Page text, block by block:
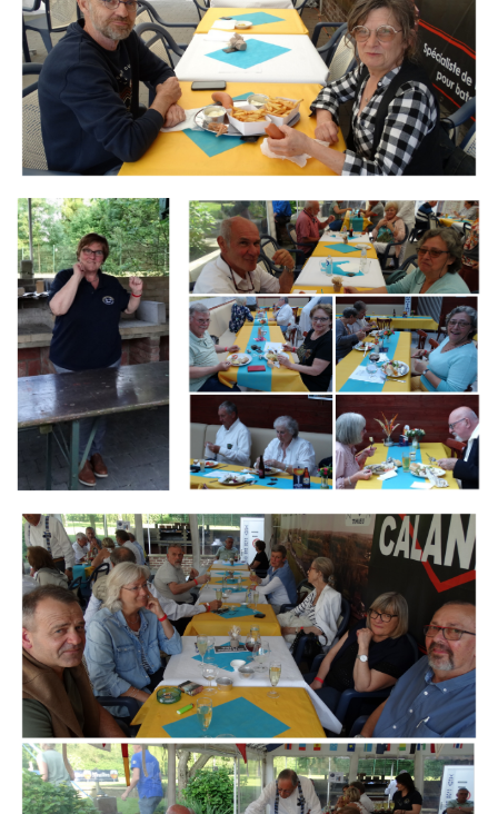
Branding
ARMCHAIR
Branding
ARMCHAIR
Branding
ARMCHAIR